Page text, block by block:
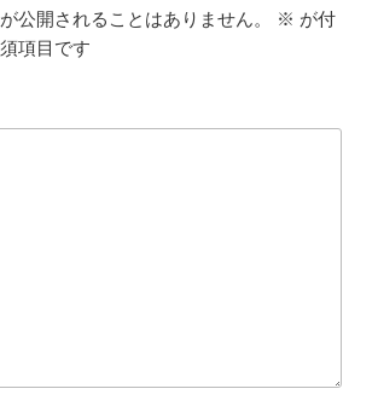
公開されることはありません。 ※ が付
項目です